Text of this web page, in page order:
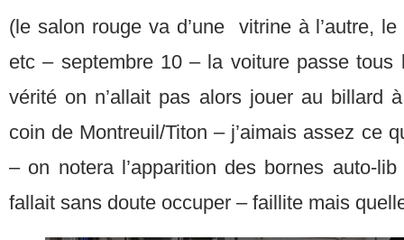
(le salon rouge va d’une vitrine à l’autre,
etc – septembre 10 – la voiture passe
vérité on n’allait pas alors jouer au billard
coin de Montreuil/Titon – j’aimais assez ce
– on notera l’apparition des bornes auto-
fallait sans doute occuper – faillite mais